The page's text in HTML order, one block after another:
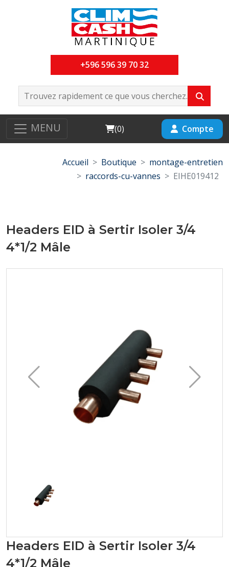
+596 596 39 70 32
MENU Cart
(0) Compte
Accueil Boutique
montage-entretien
raccords-cu-vannes
EIHE019412
Headers EID à Sertir Isoler 3/4
4*1/2 Mâle
Headers EID à Sertir Isoler 3/4
4*1/2 Mâle